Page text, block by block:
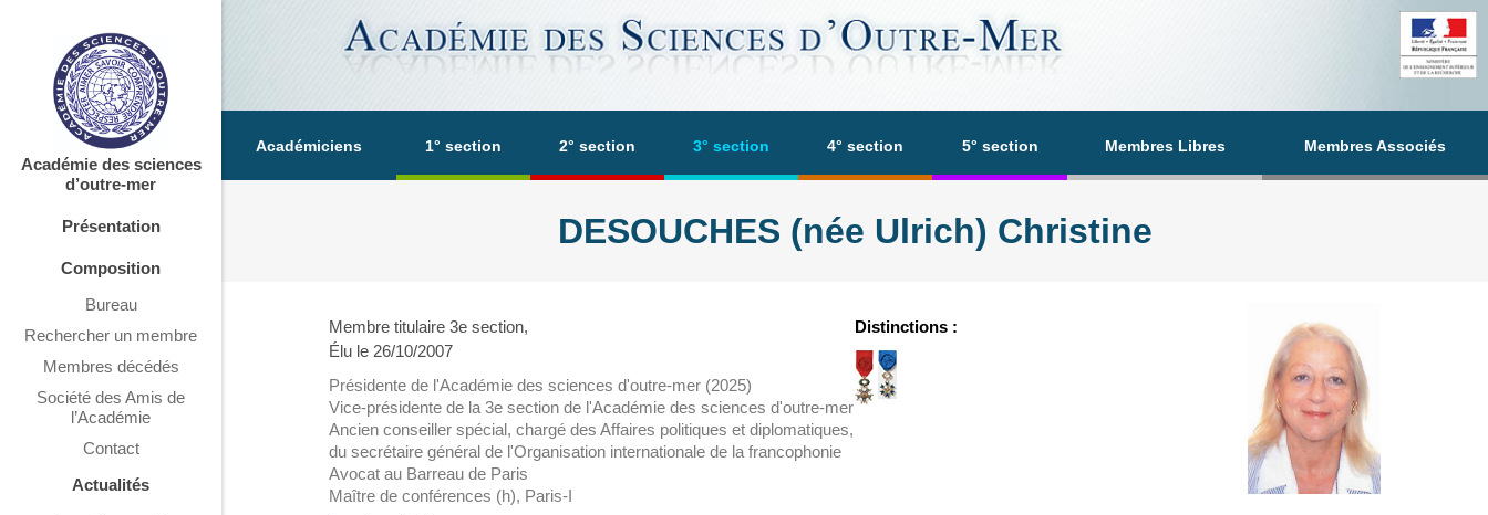
Académiciens 1° section 2° section 3° section 4° section 5° section Membres Libres Membres Associés
Académie des sciences
d’outre-mer
Présentation
Composition
Bureau
Rechercher un membre
Membres décédés
Société des Amis de
l’Académie
Contact
Actualités
DESOUCHES (née Ulrich) Christine
Membre titulaire 3e section,
Élu le 26/10/2007
Présidente de l'Académie des sciences d'outre-mer (2025)
Vice-présidente de la 3e section de l'Académie des sciences d'outre-mer
Ancien conseiller spécial, chargé des Affaires politiques et diplomatiques,
du secrétaire général de l'Organisation internationale de la francophonie
Avocat au Barreau de Paris
Maître de conférences (h), Paris-I
Distinctions :